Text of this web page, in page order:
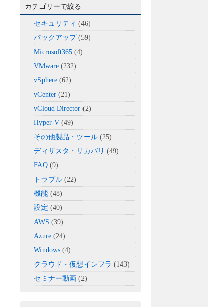
カテゴリーで絞る
セキュリティ (46)
バックアップ(59)
Microsoft365 (4)
VMware (232)
vSphere (62)
vCenter (21)
vCloud Director (2)
Hyper-V (49)
その他製品・ツール (25)
ディザスタ・リカバリ (49)
FAQ (9)
トラブル (22)
機能 (48)
設定 (40)
AWS (39)
Azure (24)
Windows (4)
クラウド・仮想インフラ (143)
セミナー動画 (2)